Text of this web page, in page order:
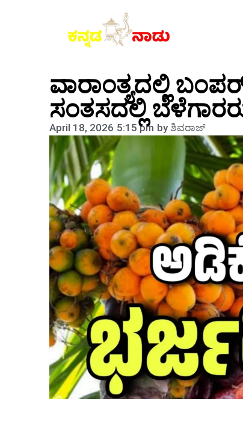
ವಾರಾಂತ್ಯದಲ್ಲಿ
ಸಂತಸದಲ್ಲಿ
April 18, 2026 5:15 pm byಶಿವರಾಜ್